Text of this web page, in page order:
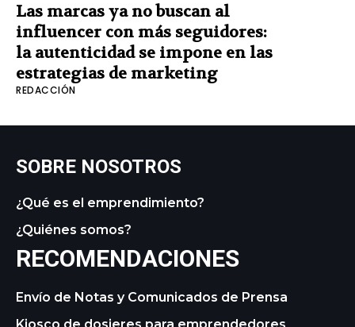
Las marcas ya no buscan al
influencer con más seguidores:
la autenticidad se impone en las
estrategias de marketing
REDACCIÓN
SOBRE NOSOTROS
¿Qué es el emprendimiento?
¿Quiénes somos?
RECOMENDACIONES
Envío de Notas y Comunicados de Prensa